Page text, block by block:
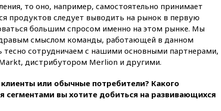
протаранил погранпункт при
попытке попасть в Россию
вчера, 22:28
Бессент
анонсировал скорое
соглашение о прекращении
огня США и Ирана
вчера, 22:15
получили ножевые ранения
при нападении в Чехии
то оно, например, самостоятельно принимает
продуктов следует выводить на рынок в первую
большим спросом именно на этом рынке. Мы
смыслом команды, работающей в данном
сотрудничаем с нашими основными партнерами,
дистрибутором Merlion и другими.
или обычные потребители? Какого
вы хотите добиться на развивающихся